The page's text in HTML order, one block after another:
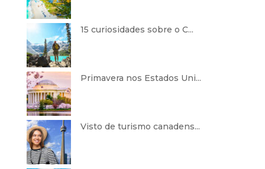
15 curiosidades sobre o C...
Primavera nos Estados Uni...
Visto de turismo canadens...